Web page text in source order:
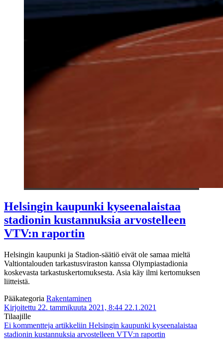
Helsingin kaupunki kyseenalaistaa
stadionin kustannuksia arvostelleen
VTV:n raportin
Helsingin kaupunki ja Stadion-säätiö eivät ole samaa mieltä
Valtiontalouden tarkastusviraston kanssa Olympiastadionia
koskevasta tarkastuskertomuksesta. Asia käy ilmi kertomuksen
liitteistä.
Pääkategoria Rakentaminen
Kirjoitettu 22. tammikuuta 2021, 8:44 22.1.2021
Tilaajille
Ei kommentteja artikkeliin Helsingin kaupunki kyseenalaistaa
stadionin kustannuksia arvostelleen VTV:n raportin